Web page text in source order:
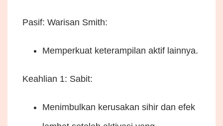
Pasif: Warisan Smith:
Memperkuat keterampilan aktif lainnya.
Keahlian 1: Sabit:
Menimbulkan kerusakan sihir dan efek